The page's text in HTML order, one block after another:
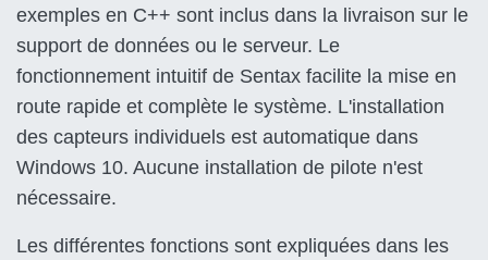
exemples en C++ sont inclus dans la livraison sur le
support de données ou le serveur. Le
fonctionnement intuitif de Sentax facilite la mise en
route rapide et complète le système. L'installation
des capteurs individuels est automatique dans
Windows 10. Aucune installation de pilote n'est
nécessaire.
Les différentes fonctions sont expliquées dans les